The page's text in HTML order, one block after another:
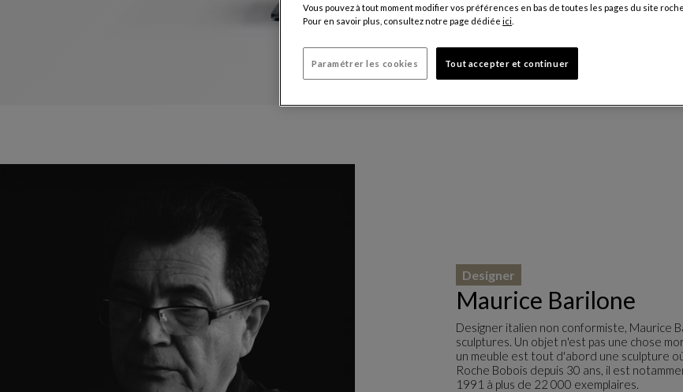
Prix
Maurice Barilone
Designer
Designer italien non conformiste, Maurice
sculptures. Un objet n'est pas une chose
un meuble est tout d'abord une sculpture
Roche Bobois depuis 30 ans, il est
1991 à plus de 22 000 exemplaires.
Vous pouvez à tout moment modifier vos préférences en bas de toutes les pages du site
Pour en savoir plus, consultez notre page dédiée ici
Paramétrer les cookies Tout accepter et continuer